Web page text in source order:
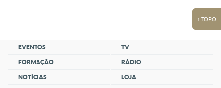
↑ TOPO
EVENTOS
FORMAÇÃO
NOTÍCIAS
TV
RÁDIO
LOJA